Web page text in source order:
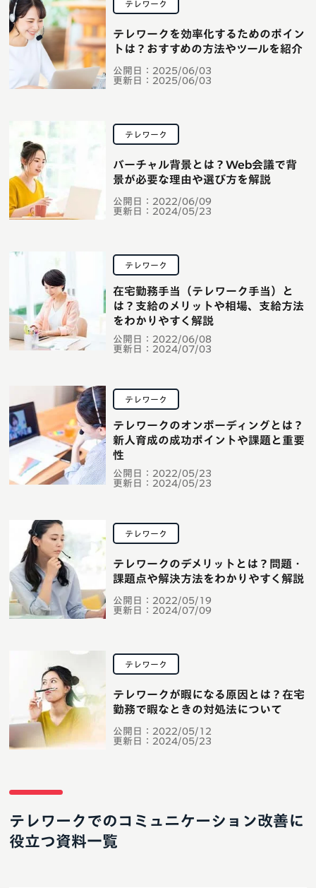
テレワーク
公開日： 2025/06/03
更新日： 2025/06/03
テレワークを効率化するためのポイン
トは？おすすめの方法やツールを紹介
テレワーク
公開日： 2022/06/09
更新日： 2024/05/23
バーチャル背景とは？Web会議で背
景が必要な理由や選び方を解説
テレワーク
公開日： 2022/06/08
更新日： 2024/07/03
在宅勤務手当（テレワーク手当）と
は？支給のメリットや相場、支給方法
をわかりやすく解説
テレワーク
公開日： 2022/05/23
更新日： 2024/05/23
テレワークのオンボーディングとは？
新人育成の成功ポイントや課題と重要
性
テレワーク
公開日： 2022/05/19
更新日： 2024/07/09
テレワークのデメリットとは？問題・
課題点や解決方法をわかりやすく解説
テレワーク
公開日： 2022/05/12
更新日： 2024/05/23
テレワークが暇になる原因とは？在宅
勤務で暇なときの対処法について
テレワークでのコミュニケーション改善に
役立つ資料一覧